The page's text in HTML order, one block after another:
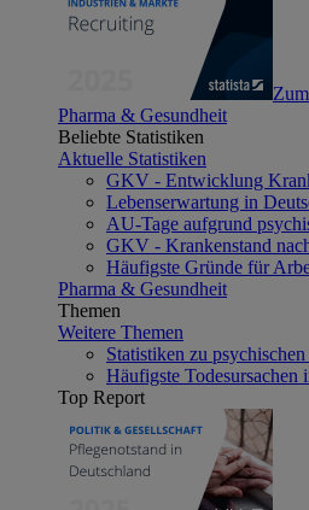
Pharma & Gesundheit
Beliebte Statistiken
Aktuelle Statistiken
GKV - Entwicklung
Lebenserwartung in
AU-Tage aufgrund
GKV - Krankenstand
Häufigste Gründe für
Pharma & Gesundheit
Themen
Weitere Themen
Statistiken zu
Häufigste
Top Report